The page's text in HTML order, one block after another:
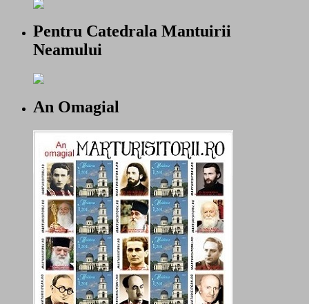
Pentru Catedrala Mantuirii
Neamului
An Omagial